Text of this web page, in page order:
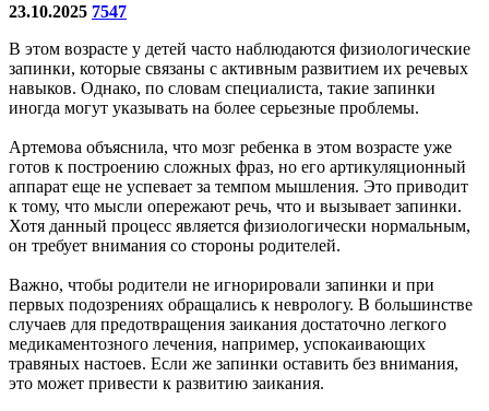
23.10.2025 7547
В этом возрасте у детей часто наблюдаются физиологические
запинки, которые связаны с активным развитием их речевых
навыков. Однако, по словам специалиста, такие запинки
иногда могут указывать на более серьезные проблемы.
Артемова объяснила, что мозг ребенка в этом возрасте уже
готов к построению сложных фраз, но его артикуляционный
аппарат еще не успевает за темпом мышления. Это приводит
к тому, что мысли опережают речь, что и вызывает запинки.
Хотя данный процесс является физиологически нормальным,
он требует внимания со стороны родителей.
Важно, чтобы родители не игнорировали запинки и при
первых подозрениях обращались к неврологу. В большинстве
случаев для предотвращения заикания достаточно легкого
медикаментозного лечения, например, успокаивающих
травяных настоев. Если же запинки оставить без внимания,
это может привести к развитию заикания.